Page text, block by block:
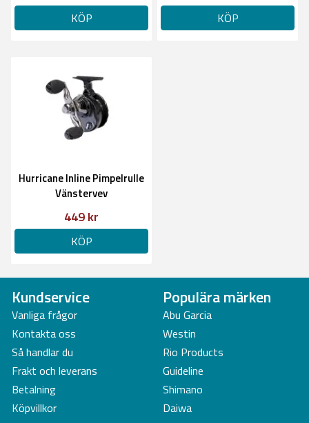
KÖP KÖP
Hurricane Inline Pimpelrulle
Vänstervev
449 kr
KÖP
Kundservice
Vanliga frågor
Kontakta oss
Så handlar du
Frakt och leverans
Betalning
Köpvillkor
Populära märken
Abu Garcia
Westin
Rio Products
Guideline
Shimano
Daiwa